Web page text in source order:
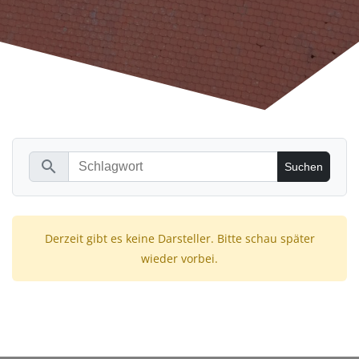
search
Derzeit gibt es keine Darsteller. Bitte schau später
wieder vorbei.